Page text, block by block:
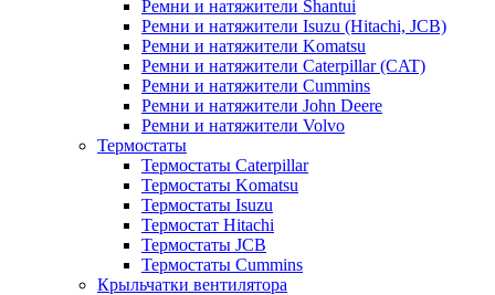
Ремни и натяжители Shantui
Ремни и натяжители Isuzu (Hitachi, JCB)
Ремни и натяжители Komatsu
Ремни и натяжители Caterpillar (CAT)
Ремни и натяжители Cummins
Ремни и натяжители John Deere
Ремни и натяжители Volvo
Термостаты
Термостаты Caterpillar
Термостаты Komatsu
Термостаты Isuzu
Термостат Hitachi
Термостаты JCB
Термостаты Cummins
Крыльчатки вентилятора